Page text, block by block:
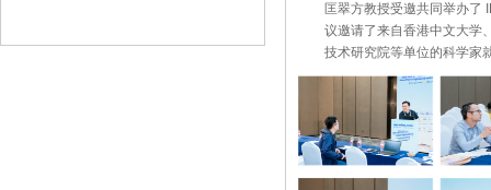
匡翠方教授受邀共同举办
议邀请了来自香港中文大学
技术研究院等单位的科学家